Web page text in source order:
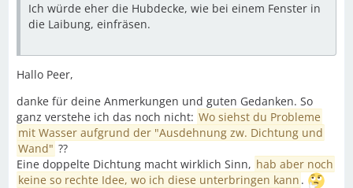
Ich würde eher die Hubdecke, wie bei einem Fenster in
die Laibung, einfräsen.
Hallo Peer,
danke für deine Anmerkungen und guten Gedanken. So
ganz verstehe ich das noch nicht: Wo siehst du Probleme
mit Wasser aufgrund der "Ausdehnung zw. Dichtung und
Wand" ??
Eine doppelte Dichtung macht wirklich Sinn, hab aber noch
keine so rechte Idee, wo ich diese unterbringen kann .